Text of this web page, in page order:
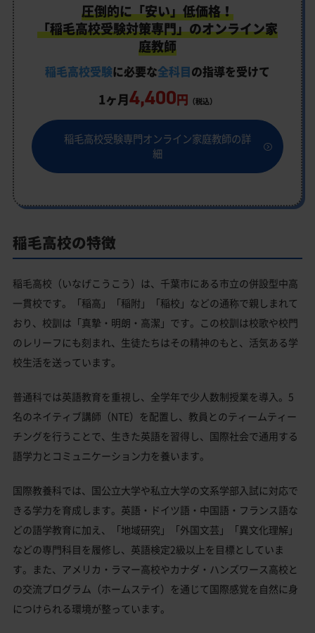
圧倒的に「安い」低価格！
「稲毛高校受験対策専門」のオンライン家
庭教師
稲毛高校受験に必要な全科目の指導を受けて
1ヶ月4,400円 （税込）
稲毛高校受験専門オンライン家庭教師の詳
細
稲毛高校の特徴
稲毛高校（いなげこうこう）は、千葉市にある市立の併設型中高
一貫校です。「稲高」「稲附」「稲校」などの通称で親しまれて
おり、校訓は「真摯・明朗・高潔」です。この校訓は校歌や校門
のレリーフにも刻まれ、生徒たちはその精神のもと、活気ある学
校生活を送っています。
普通科では英語教育を重視し、全学年で少人数制授業を導入。5
名のネイティブ講師（NTE）を配置し、教員とのティームティー
チングを行うことで、生きた英語を習得し、国際社会で通用する
語学力とコミュニケーション力を養います。
国際教養科では、国公立大学や私立大学の文系学部入試に対応で
きる学力を育成します。英語・ドイツ語・中国語・フランス語な
どの語学教育に加え、「地域研究」「外国文芸」「異文化理解」
などの専門科目を履修し、英語検定2級以上を目標としていま
す。また、アメリカ・ラマー高校やカナダ・ハンズワース高校と
の交流プログラム（ホームステイ）を通じて国際感覚を自然に身
につけられる環境が整っています。